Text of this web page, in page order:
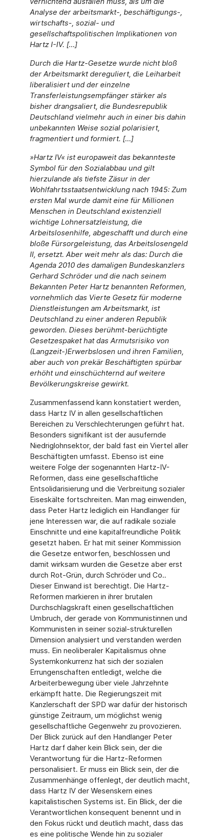
Analyse der arbeitsmarkt-, beschäftigungs-,
wirtschafts-, sozial- und
gesellschaftspolitischen Implikationen von
Hartz I-IV. […]
Durch die Hartz-Gesetze wurde nicht bloß
der Arbeitsmarkt dereguliert, die Leiharbeit
liberalisiert und der einzelne
Transferleistungsempfänger stärker als
bisher drangsaliert, die Bundesrepublik
Deutschland vielmehr auch in einer bis dahin
unbekannten Weise sozial polarisiert,
fragmentiert und formiert. […]
»Hartz IV« ist europaweit das bekannteste
Symbol für den Sozialabbau und gilt
hierzulande als tiefste Zäsur in der
Wohlfahrtsstaatsentwicklung nach 1945: Zum
ersten Mal wurde damit eine für Millionen
Menschen in Deutschland existenziell
wichtige Lohnersatzleistung, die
Arbeitslosenhilfe, abgeschafft und durch eine
bloße Fürsorgeleistung, das Arbeitslosengeld
II, ersetzt. Aber weit mehr als das: Durch die
Agenda 2010 des damaligen Bundeskanzlers
Gerhard Schröder und die nach seinem
Bekannten Peter Hartz benannten Reformen,
vornehmlich das Vierte Gesetz für moderne
Dienstleistungen am Arbeitsmarkt, ist
Deutschland zu einer anderen Republik
geworden. Dieses berühmt-berüchtigte
Gesetzespaket hat das Armutsrisiko von
(Langzeit-)Erwerbslosen und ihren Familien,
aber auch von prekär Beschäftigten spürbar
erhöht und einschüchternd auf weitere
Bevölkerungskreise gewirkt.
Zusammenfassend kann konstatiert werden,
dass Hartz IV in allen gesellschaftlichen
Bereichen zu Verschlechterungen geführt hat.
Besonders signifikant ist der ausufernde
Niedriglohnsektor, der bald fast ein Viertel aller
Beschäftigten umfasst. Ebenso ist eine
weitere Folge der sogenannten Hartz-IV-
Reformen, dass eine gesellschaftliche
Entsolidarisierung und die Verbreitung sozialer
Eiseskälte fortschreiten. Man mag einwenden,
dass Peter Hartz lediglich ein Handlanger für
jene Interessen war, die auf radikale soziale
Einschnitte und eine kapitalfreundliche Politik
gesetzt haben. Er hat mit seiner Kommission
die Gesetze entworfen, beschlossen und
damit wirksam wurden die Gesetze aber erst
durch Rot-Grün, durch Schröder und Co..
Dieser Einwand ist berechtigt. Die Hartz-
Reformen markieren in ihrer brutalen
Durchschlagskraft einen gesellschaftlichen
Umbruch, der gerade von Kommunistinnen und
Kommunisten in seiner sozial-strukturellen
Dimension analysiert und verstanden werden
muss. Ein neoliberaler Kapitalismus ohne
Systemkonkurrenz hat sich der sozialen
Errungenschaften entledigt, welche die
Arbeiterbewegung über viele Jahrzehnte
erkämpft hatte. Die Regierungszeit mit
Kanzlerschaft der SPD war dafür der historisch
günstige Zeitraum, um möglichst wenig
gesellschaftliche Gegenwehr zu provozieren.
Der Blick zurück auf den Handlanger Peter
Hartz darf daher kein Blick sein, der die
Verantwortung für die Hartz-Reformen
personalisiert. Er muss ein Blick sein, der die
Zusammenhänge offenlegt, der deutlich macht,
dass Hartz IV der Wesenskern eines
kapitalistischen Systems ist. Ein Blick, der die
Verantwortlichen konsequent benennt und in
den Fokus rückt und deutlich macht, dass das
es eine politische Wende hin zu sozialer